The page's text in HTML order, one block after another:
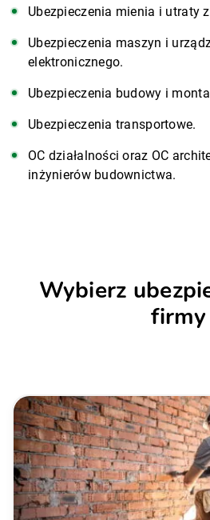
Ubezpieczenia mienia i utraty
Ubezpieczenia maszyn i
elektronicznego.
Ubezpieczenia budowy i
Ubezpieczenia transportowe.
OC działalności oraz OC
inżynierów budownictwa.
Wybierz
firmy